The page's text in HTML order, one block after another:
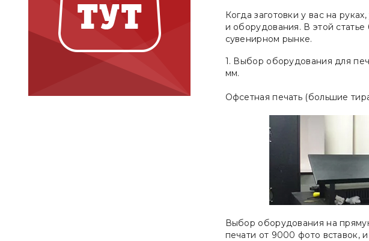
Когда заготовки у вас на
и оборудования. В этой
сувенирном рынке.
1. Выбор оборудования для
мм.
Офсетная печать (большие
Выбор оборудования на
печати от 9000 фото вставок,